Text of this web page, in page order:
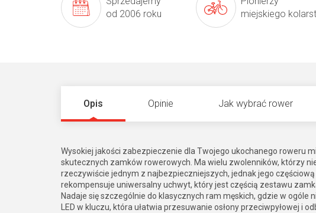
od 2006 roku
miejskiego
Opis Opinie Jak wybrać rower
Wysokiej jakości zabezpieczenie dla Twojego ukochanego roweru
skutecznych zamków rowerowych. Ma wielu zwolenników, którzy
rzeczywiście jednym z najbezpieczniejszych, jednak jego
rekompensuje uniwersalny uchwyt, który jest częścią zestawu
Nadaje się szczególnie do klasycznych ram męskich, gdzie w
LED w kluczu, która ułatwia przesuwanie osłony przeciwpyłowej i